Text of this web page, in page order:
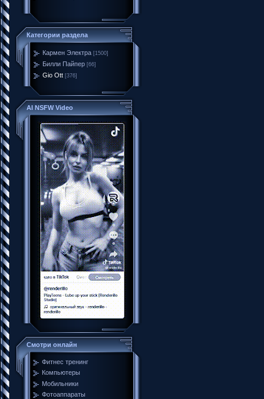
Категории раздела
Кармен Электра [1500]
Билли Пайпер [66]
Gio Ott [376]
AI NSFW Video
Смотри онлайн
Фитнес тренинг
Компьютеры
Мобильники
Фотоаппараты